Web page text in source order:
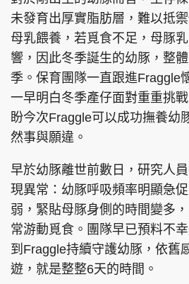
未發育出厚實脂肪層，難以抵
母乳餵養，若覓食不足，母豚
響，因此冬季誕生的幼豚，整
季。保育團隊一直跟進Fraggle
一早明白冬季產仔面對重重挑
盼今次Fraggle可以成功撫養幼
然事與願違。
早於幼豚離世前數日，研究人
現異常：幼豚呼吸頻率明顯急
弱，緊貼母豚身側的時間變多
常游動覓食。團隊早已預料不
到Fraggle持續守護幼豚，依舊
遊，就是整整6天的時間。